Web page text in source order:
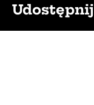
Udostępnij